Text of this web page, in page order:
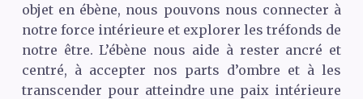
objet en ébène, nous pouvons nous connecter à
notre force intérieure et explorer les tréfonds de
notre être. L’ébène nous aide à rester ancré et
centré, à accepter nos parts d’ombre et à les
transcender pour atteindre une paix intérieure